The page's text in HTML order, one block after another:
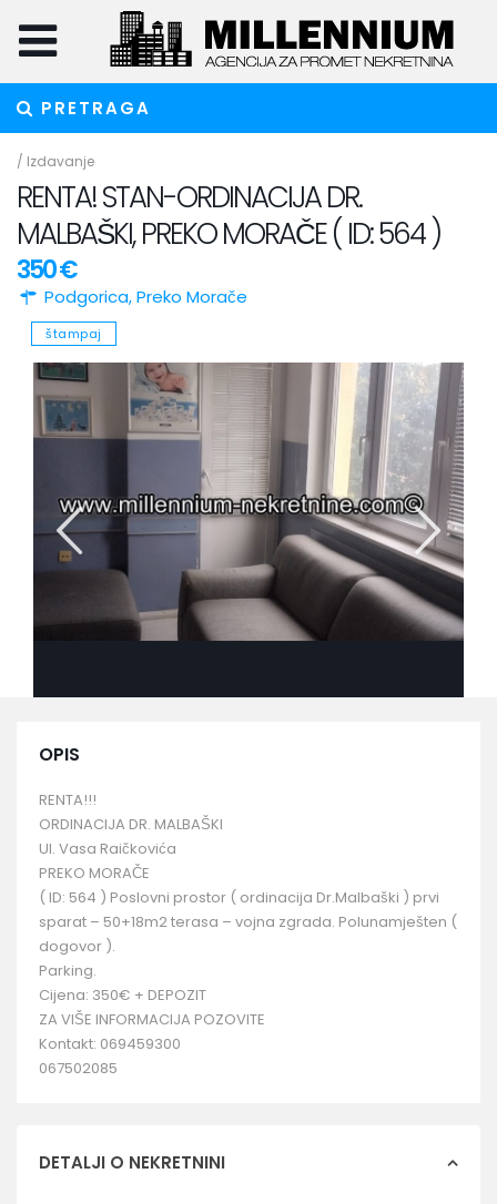
PRETRAGA
/ Izdavanje
RENTA! STAN-ORDINACIJA DR.
MALBAŠKI, PREKO MORAČE ( ID: 564 )
350 €
Podgorica,Preko Morače
štampaj
OPIS
RENTA!!!
ORDINACIJA DR. MALBAŠKI
Ul. Vasa Raičkovića
PREKO MORAČE
( ID: 564 ) Poslovni prostor ( ordinacija Dr.Malbaški ) prvi
sparat – 50+18m2 terasa – vojna zgrada. Polunamješten (
dogovor ).
Parking.
Cijena: 350€ + DEPOZIT
ZA VIŠE INFORMACIJA POZOVITE
Kontakt: 069459300
067502085
DETALJI O NEKRETNINI